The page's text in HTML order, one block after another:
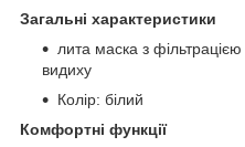
Загальні характеристики
лита маска з
видиху
Колір: білий
Комфортні функції